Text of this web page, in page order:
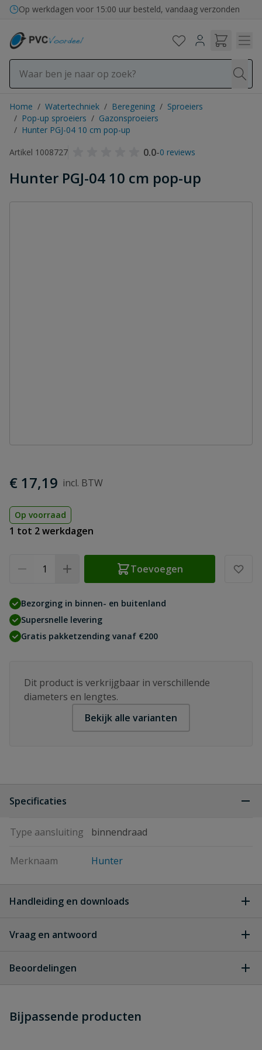
Ga naar de inhoud
Op werkdagen voor 15:00 uur besteld, vandaag verzonden
Home / Watertechniek / Beregening / Sproeiers
/ Pop-up sproeiers / Gazonsproeiers
/ Hunter PGJ-04 10 cm pop-up
Artikel 1008727
0.0-0 reviews
Hunter PGJ-04 10 cm pop-up
€ 17,19
Op voorraad
1 tot 2 werkdagen
Toevoegen
Bezorging in binnen- en buitenland
Supersnelle levering
Gratis pakketzending vanaf €200
Dit product is verkrijgbaar in verschillende
diameters en lengtes.
Bekijk alle varianten
Specificaties
Type aansluiting binnendraad
Merknaam Hunter
Handleiding en downloads
Hunter PGJ Handleiding
Hunter-PGJ-Handleiding-
Gebruiksaanwijzing-Installatie.pdf
FACT SHEET Hunter PGJ
Vraag en antwoord
dit product?
Beoordelingen
Schrijf zelf een beoordeling
Bijpassende producten